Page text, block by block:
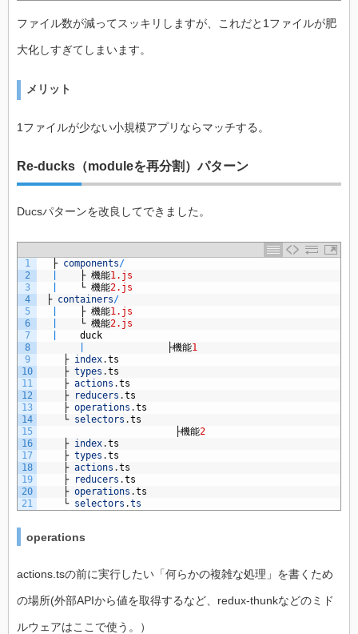
ファイル数が減ってスッキリしますが、これだと1ファイルが肥
大化しすぎてしまいます。
メリット
1ファイルが少ない小規模アプリならマッチする。
Re-ducks（moduleを再分割）パターン
Ducsパターンを改良してできました。
1
2
3
4
5
6
7
8
9
10
11
12
13
14
15
16
17
18
19
20
21
├ components/
├ 機能1.js
└ 機能2.js
├ containers/
├ 機能1.js
└ 機能2.js
duck
├機能1
├ index.ts
├ types .ts
├ actions .ts
├
reducers .ts
├ operations .ts
└ selectors .ts
├機能2
├ index.ts
├ types .ts
├ actions .ts
├
reducers .ts
├ operations .ts
└ selectors .ts
operations
actions.tsの前に実行したい「何らかの複雑な処理」を書くため
の場所(外部APIから値を取得するなど、redux-thunkなどのミド
ルウェアはここで使う。）